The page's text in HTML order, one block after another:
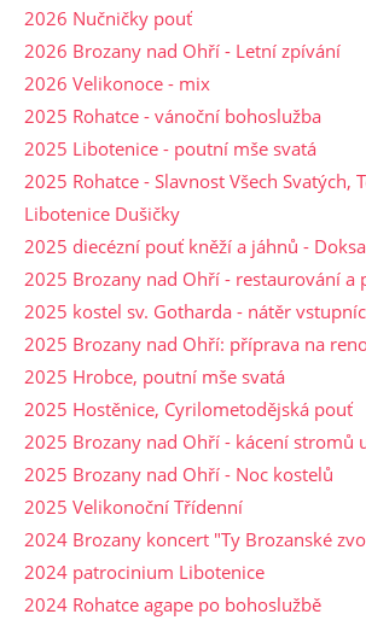
2026 Nučničky pouť
2026 Brozany nad Ohří - Letní zpívání
2026 Velikonoce - mix
2025 Rohatce - vánoční bohoslužba
2025 Libotenice - poutní mše svatá
2025 Rohatce - Slavnost Všech Svatých,
Libotenice Dušičky
2025 diecézní pouť kněží a jáhnů -
2025 Brozany nad Ohří - restaurování a
2025 kostel sv. Gotharda - nátěr
2025 Brozany nad Ohří: příprava na
2025 Hrobce, poutní mše svatá
2025 Hostěnice, Cyrilometodějská pouť
2025 Brozany nad Ohří - kácení stromů
2025 Brozany nad Ohří - Noc kostelů
2025 Velikonoční Třídenní
2024 Brozany koncert "Ty Brozanské
2024 patrocinium Libotenice
2024 Rohatce agape po bohoslužbě